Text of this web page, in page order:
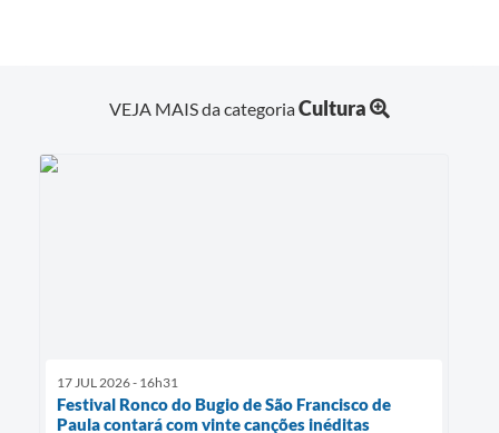
Galeria de Vídeos
Editais
VEJA MAIS da categoriaCultura
17 JUL 2026 - 16h31
Festival Ronco do Bugio de São Francisco de
Paula contará com vinte canções inéditas